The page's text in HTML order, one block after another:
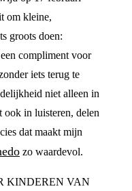
om kleine,
groots doen:
compliment voor
iets terug te
niet alleen in
ook in luisteren, delen
dat maakt mijn
zo waardevol.
KINDEREN VAN